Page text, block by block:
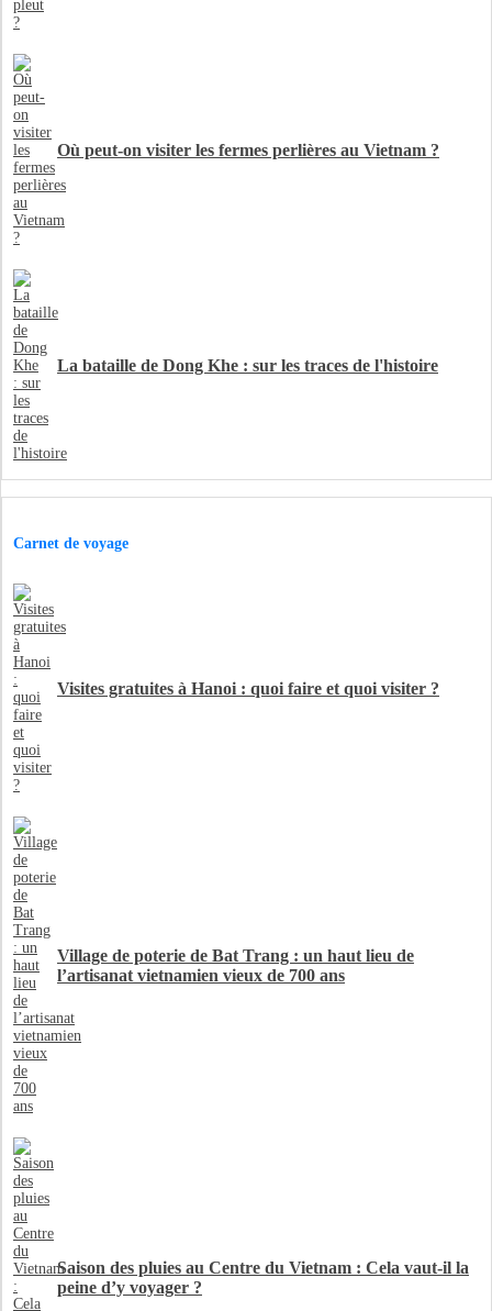
Où peut-on visiter les fermes perlières au Vietnam ?
La bataille de Dong Khe : sur les traces de l'histoire
Carnet de voyage
Visites gratuites à Hanoi : quoi faire et quoi visiter ?
Village de poterie de Bat Trang : un haut lieu de
l’artisanat vietnamien vieux de 700 ans
Saison des pluies au Centre du Vietnam : Cela vaut-il la
peine d’y voyager ?